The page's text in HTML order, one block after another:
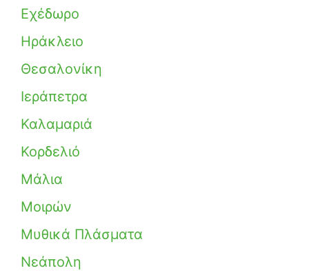
Εχέδωρο
Ηράκλειο
Θεσαλονίκη
Ιεράπετρα
Καλαμαριά
Κορδελιό
Μάλια
Μοιρών
Μυθικά Πλάσματα
Νεάπολη